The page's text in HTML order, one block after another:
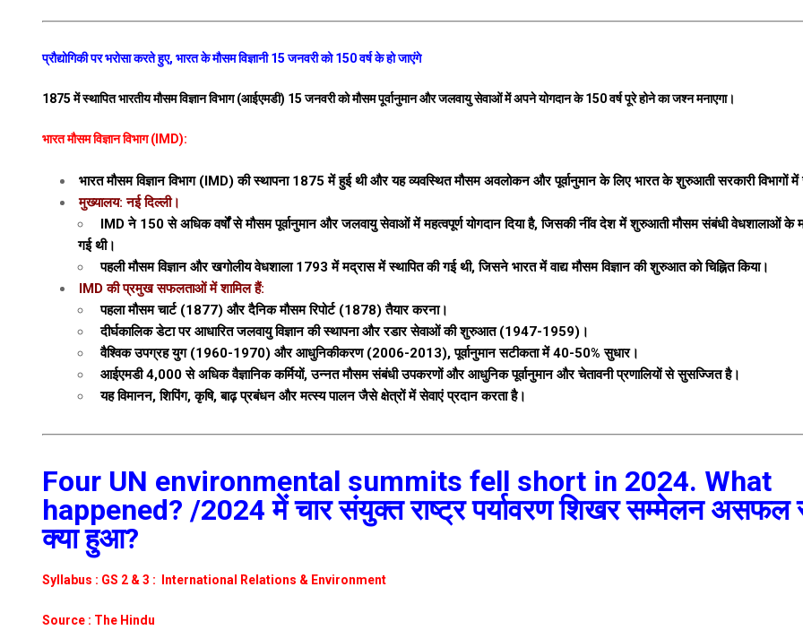
प्रौद्योगिकी पर भरोसा करते हुए, भारत के मौसम विज्ञानी 15 जनवरी को 150 वर्ष के हो जाएंगे
1875 में स्थापित भारतीय मौसम विज्ञान विभाग (आईएमडी) 15 जनवरी को मौसम पूर्वानुमान और जलवायु सेवाओं में अपने योगदान के 150 वर्ष पूरे होने का जश्न मनाएगा।
भारत मौसम विज्ञान विभाग (IMD):
भारत मौसम विज्ञान विभाग (IMD) की स्थापना 1875 में हुई थी और यह व्यवस्थित मौसम अवलोकन और पूर्वानुमान के लिए भारत के शुरुआती सरकारी विभागों
मुख्यालय: नई दिल्ली।
IMD ने 150 से अधिक वर्षों से मौसम पूर्वानुमान और जलवायु सेवाओं में महत्वपूर्ण योगदान दिया है, जिसकी नींव देश में शुरुआती मौसम संबंधी वेधशालाओं के
गई थी।
पहली मौसम विज्ञान और खगोलीय वेधशाला 1793 में मद्रास में स्थापित की गई थी, जिसने भारत में वाद्य मौसम विज्ञान की शुरुआत को चिह्नित किया।
IMD की प्रमुख सफलताओं में शामिल हैं:
पहला मौसम चार्ट (1877) और दैनिक मौसम रिपोर्ट (1878) तैयार करना।
दीर्घकालिक डेटा पर आधारित जलवायु विज्ञान की स्थापना और रडार सेवाओं की शुरुआत (1947-1959)।
वैश्विक उपग्रह युग (1960-1970) और आधुनिकीकरण (2006-2013), पूर्वानुमान सटीकता में 40-50% सुधार।
आईएमडी 4,000 से अधिक वैज्ञानिक कर्मियों, उन्नत मौसम संबंधी उपकरणों और आधुनिक पूर्वानुमान और चेतावनी प्रणालियों से सुसज्जित है।
यह विमानन, शिपिंग, कृषि, बाढ़ प्रबंधन और मत्स्य पालन जैसे क्षेत्रों में सेवाएं प्रदान करता है।
Four UN environmental summits fell short in 2024. What
happened? /2024 में चार संयुक्त राष्ट्र पर्यावरण शिखर सम्मेलन असफल
क्या हुआ?
Syllabus : GS 2 & 3 : International Relations & Environment
Source : The Hindu